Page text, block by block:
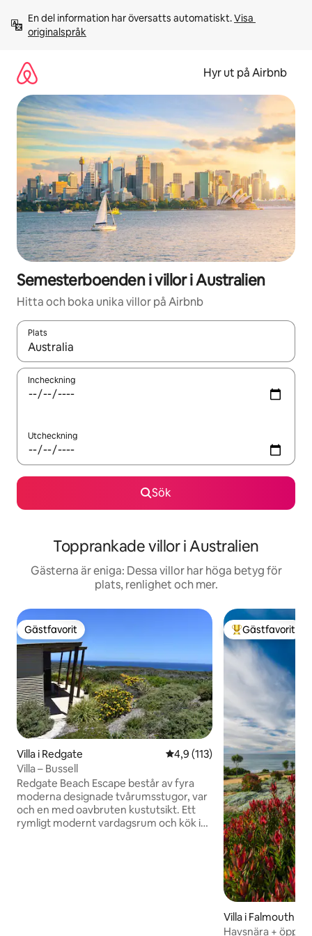
innehåll
En del information har översatts automatiskt. Visa
originalspråk
Hyr ut på Airbnb
Semesterboenden i villor i Australien
Hitta och boka unika villor på Airbnb
Plats
När resultaten är tillgängliga kan du navigera med upp- och
Incheckning
Utcheckning
Sök
Topprankade villor i Australien
Gästerna är eniga: Dessa villor har höga betyg för
plats, renlighet och mer.
Gästfavorit
Gästfavorit
Villa i Redgate 4,9 av 5 i genomsnittligt
4,9 (113)
Villa – Bussell
Redgate Beach Escape består av fyra
moderna designade tvårumsstugor, var
och en med oavbruten kustutsikt. Ett
rymligt modernt vardagsrum och kök i
Populär
Gästfavorit
Villa i Falmouth
Havsnära +